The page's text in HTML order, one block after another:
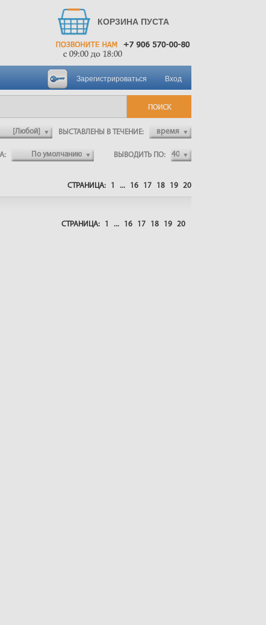
КОРЗИНА ПУСТА
Вход
Зарегистрироваться
ВЫСТАВЛЕНЫ В ТЕЧЕНИЕ:
ВЫВОДИТЬ ПО:
СТРАНИЦА: 1 ... 16 17 18 19 20
СТРАНИЦА: 1 ... 16 17 18 19 20